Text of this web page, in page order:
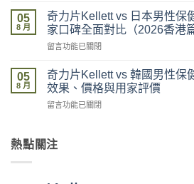
官
網
惠、
盒
裝
折
最
抵
係
咪
可
信？
假
評
拆
理
力
片
Kellett
官
購
買
流
程
教
05
8 月
奇力片Kellett vs 日本男性保
家口碑全面對比（2026香港篇
在
力
片
Kellett
vs
男
留言功能已關閉
05
8 月
奇力片Kellett vs 韓國男性保
效果、價格與用家評價
在
片
Kellett
留言功能已關閉
熱點關注